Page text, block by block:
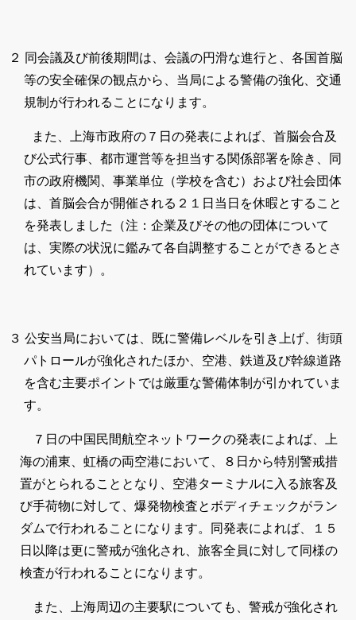
２ 同会議及び前後期間は、会議の円滑な進行と、各国首脳
等の安全確保の観点から、当局による警備の強化、交通
規制が行われることになります。
また、上海市政府の７日の発表によれば、首脳会合及
び公式行事、都市運営等を担当する関係部署を除き、同
市の政府機関、事業単位（学校を含む）および社会団体
は、首脳会合が開催される２１日当日を休暇とすること
を発表しました（注：企業及びその他の団体について
は、実際の状況に鑑みて各自調整することができるとさ
れています）。
３ 公安当局においては、既に警備レベルを引き上げ、街頭
パトロールが強化されたほか、空港、鉄道及び幹線道路
を含む主要ポイントでは厳重な警備体制が引かれていま
す。
７日の中国民間航空ネットワークの発表によれば、上
海の浦東、虹橋の両空港において、８日から特別警戒措
置がとられることとなり、空港ターミナルに入る旅客及
び手荷物に対して、爆発物検査とボディチェックがラン
ダムで行われることになります。同発表によれば、１５
日以降は更に警戒が強化され、旅客全員に対して同様の
検査が行われることになります。
また、上海周辺の主要駅についても、警戒が強化され